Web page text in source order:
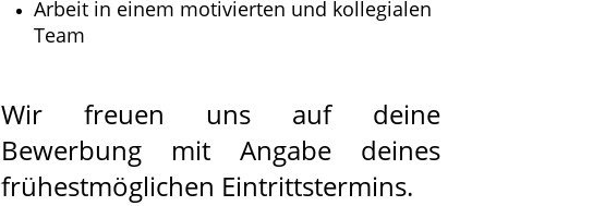
Arbeit in einem motivierten und kollegialen
Team
Wir freuen uns auf deine
Bewerbung mit Angabe deines
frühestmöglichen Eintrittstermins.